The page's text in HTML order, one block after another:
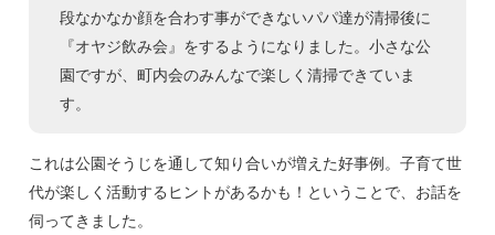
段なかなか顔を合わす事ができないパパ達が清掃後に
『オヤジ飲み会』をするようになりました。小さな公
園ですが、町内会のみんなで楽しく清掃できていま
す。
これは公園そうじを通して知り合いが増えた好事例。子育て世
代が楽しく活動するヒントがあるかも！ということで、お話を
伺ってきました。